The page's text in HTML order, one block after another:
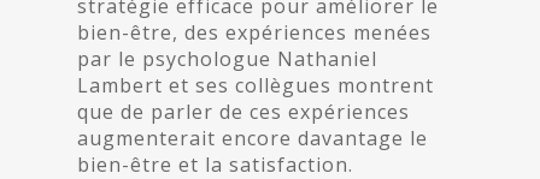
stratégie efficace pour améliorer le
bien-être, des expériences menées
par le psychologue Nathaniel
Lambert et ses collègues montrent
que de parler de ces expériences
augmenterait encore davantage le
bien-être et la satisfaction.